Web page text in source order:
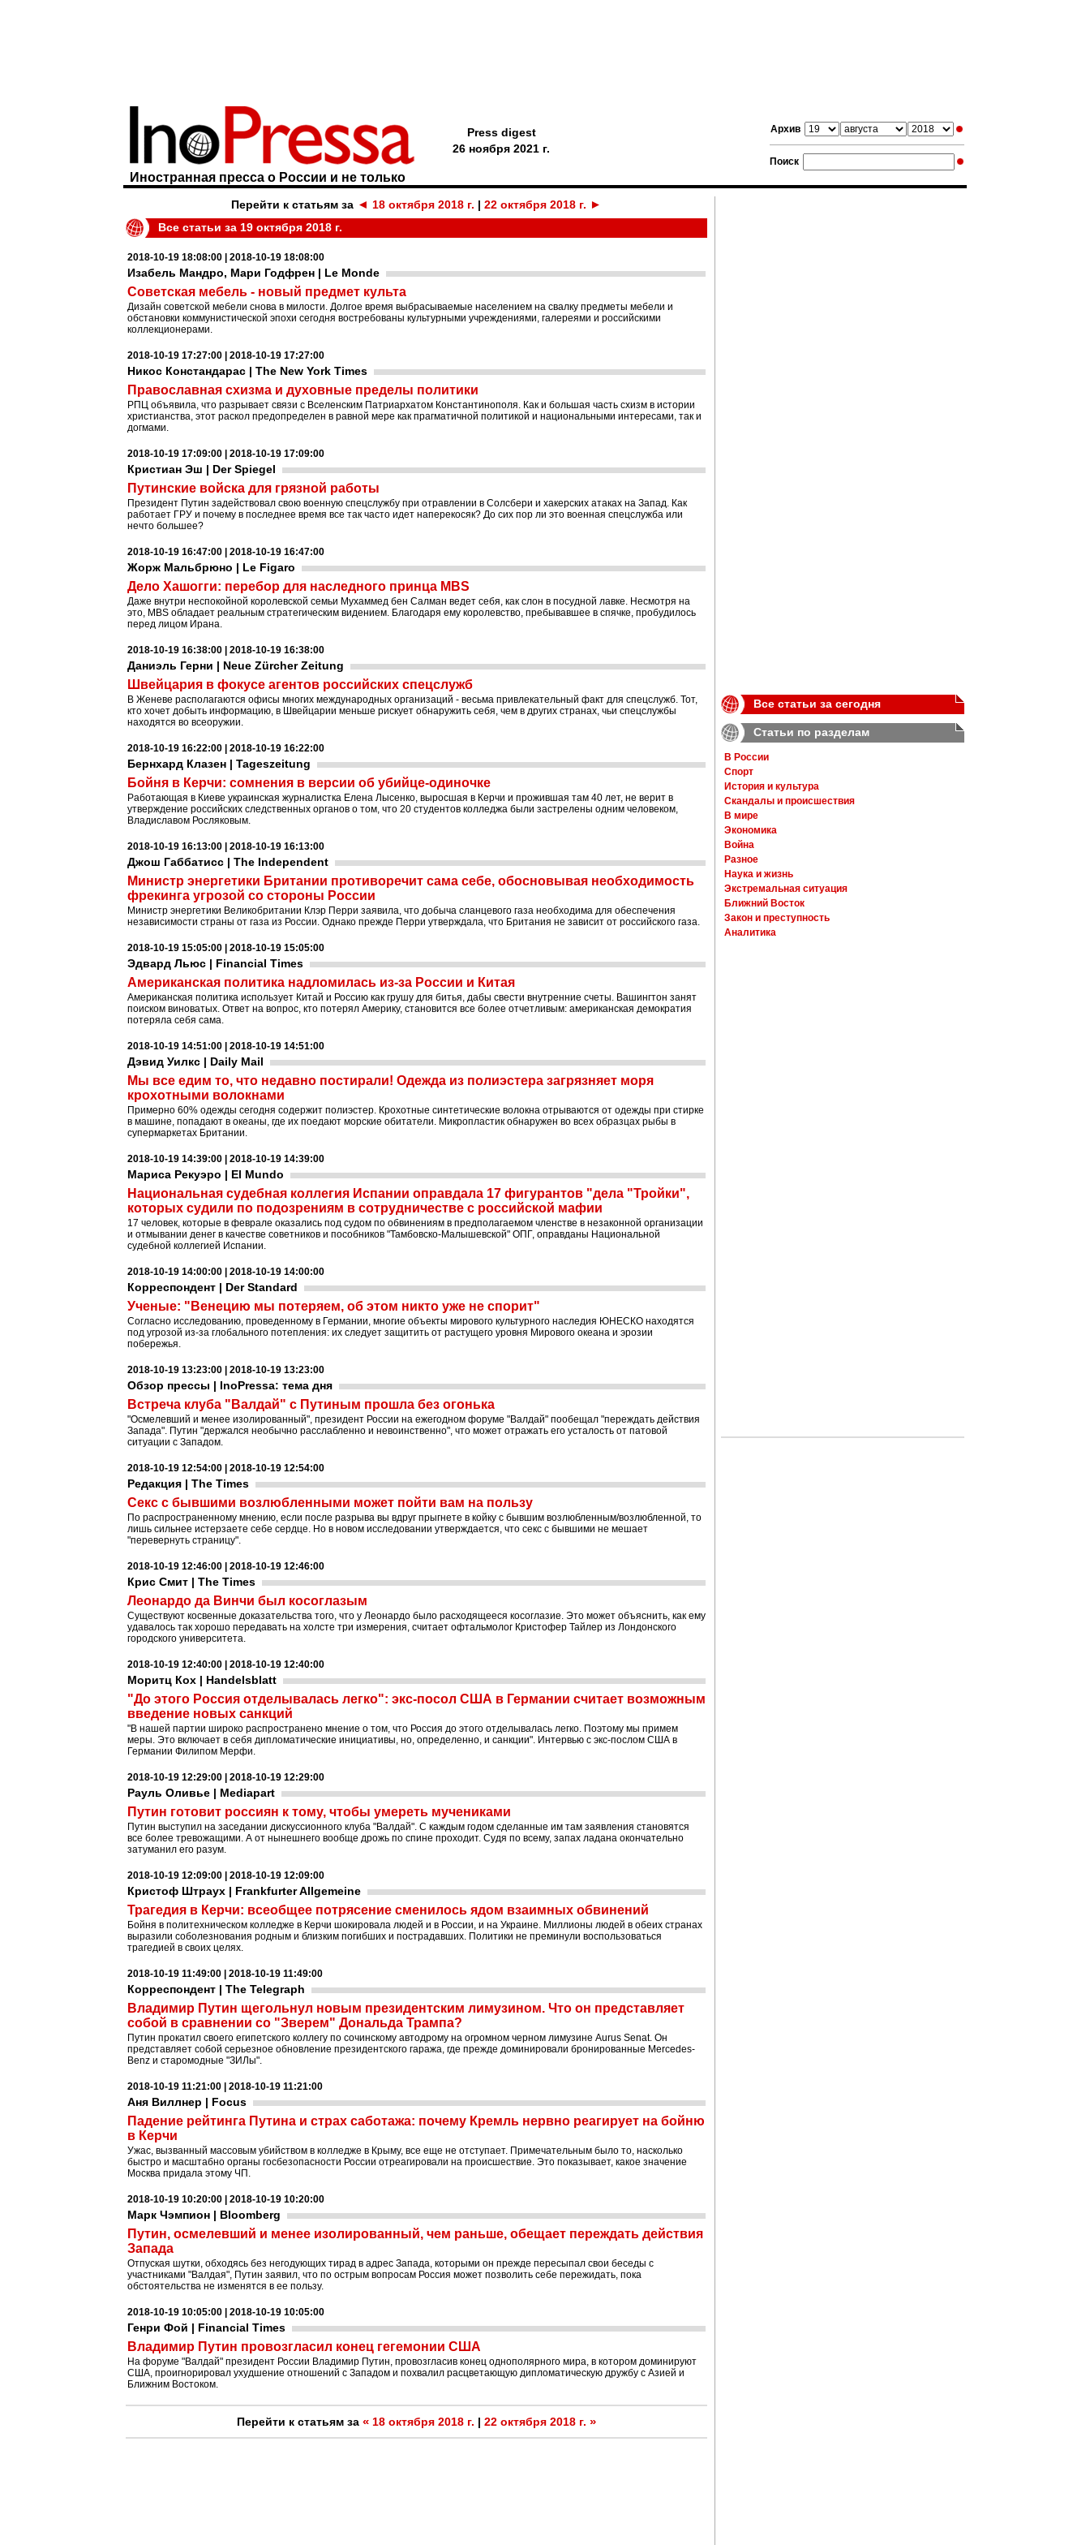
Архив
Поиск
Иностранная пресса о России и не только
Press digest
26 ноября 2021 г.
Перейти к статьям за ◄ 18 октября 2018 г. | 22 октября 2018 г. ►
Все статьи за 19 октября 2018 г.
2018-10-19 18:08:00 | 2018-10-19 18:08:00
Изабель Мандро, Мари Годфрен | Le Monde
Советская мебель - новый предмет культа
Дизайн советской мебели снова в милости. Долгое время выбрасываемые населением на свалку предметы мебели и
обстановки коммунистической эпохи сегодня востребованы культурными учреждениями, галереями и российскими
коллекционерами.
2018-10-19 17:27:00 | 2018-10-19 17:27:00
Никос Констандарас | The New York Times
Православная схизма и духовные пределы политики
РПЦ объявила, что разрывает связи с Вселенским Патриархатом Константинополя. Как и большая часть схизм в истории
христианства, этот раскол предопределен в равной мере как прагматичной политикой и национальными интересами, так и
догмами.
2018-10-19 17:09:00 | 2018-10-19 17:09:00
Кристиан Эш | Der Spiegel
Путинские войска для грязной работы
Президент Путин задействовал свою военную спецслужбу при отравлении в Солсбери и хакерских атаках на Запад. Как
работает ГРУ и почему в последнее время все так часто идет наперекосяк? До сих пор ли это военная спецслужба или
нечто большее?
2018-10-19 16:47:00 | 2018-10-19 16:47:00
Жорж Мальбрюно | Le Figaro
Дело Хашогги: перебор для наследного принца MBS
Даже внутри неспокойной королевской семьи Мухаммед бен Салман ведет себя, как слон в посудной лавке. Несмотря на
это, MBS обладает реальным стратегическим видением. Благодаря ему королевство, пребывавшее в спячке, пробудилось
перед лицом Ирана.
2018-10-19 16:38:00 | 2018-10-19 16:38:00
Даниэль Герни | Neue Zürcher Zeitung
Швейцария в фокусе агентов российских спецслужб
В Женеве располагаются офисы многих международных организаций - весьма привлекательный факт для спецслужб. Тот,
кто хочет добыть информацию, в Швейцарии меньше рискует обнаружить себя, чем в других странах, чьи спецслужбы
находятся во всеоружии.
2018-10-19 16:22:00 | 2018-10-19 16:22:00
Бернхард Клазен | Tageszeitung
Бойня в Керчи: сомнения в версии об убийце-одиночке
Работающая в Киеве украинская журналистка Елена Лысенко, выросшая в Керчи и прожившая там 40 лет, не верит в
утверждение российских следственных органов о том, что 20 студентов колледжа были застрелены одним человеком,
Владиславом Росляковым.
2018-10-19 16:13:00 | 2018-10-19 16:13:00
Джош Габбатисс | The Independent
Министр энергетики Британии противоречит сама себе, обосновывая необходимость
фрекинга угрозой со стороны России
Министр энергетики Великобритании Клэр Перри заявила, что добыча сланцевого газа необходима для обеспечения
независимости страны от газа из России. Однако прежде Перри утверждала, что Британия не зависит от российского газа.
2018-10-19 15:05:00 | 2018-10-19 15:05:00
Эдвард Льюс | Financial Times
Американская политика надломилась из-за России и Китая
Американская политика использует Китай и Россию как грушу для битья, дабы свести внутренние счеты. Вашингтон занят
поиском виноватых. Ответ на вопрос, кто потерял Америку, становится все более отчетливым: американская демократия
потеряла себя сама.
2018-10-19 14:51:00 | 2018-10-19 14:51:00
Дэвид Уилкс | Daily Mail
Мы все едим то, что недавно постирали! Одежда из полиэстера загрязняет моря
крохотными волокнами
Примерно 60% одежды сегодня содержит полиэстер. Крохотные синтетические волокна отрываются от одежды при стирке
в машине, попадают в океаны, где их поедают морские обитатели. Микропластик обнаружен во всех образцах рыбы в
супермаркетах Британии.
2018-10-19 14:39:00 | 2018-10-19 14:39:00
Мариса Рекуэро | El Mundo
Национальная судебная коллегия Испании оправдала 17 фигурантов "дела "Тройки",
которых судили по подозрениям в сотрудничестве с российской мафии
17 человек, которые в феврале оказались под судом по обвинениям в предполагаемом членстве в незаконной организации
и отмывании денег в качестве советников и пособников "Тамбовско-Малышевской" ОПГ, оправданы Национальной
судебной коллегией Испании.
2018-10-19 14:00:00 | 2018-10-19 14:00:00
Корреспондент | Der Standard
Ученые: "Венецию мы потеряем, об этом никто уже не спорит"
Согласно исследованию, проведенному в Германии, многие объекты мирового культурного наследия ЮНЕСКО находятся
под угрозой из-за глобального потепления: их следует защитить от растущего уровня Мирового океана и эрозии
побережья.
2018-10-19 13:23:00 | 2018-10-19 13:23:00
Обзор прессы | InoPressa: тема дня
Встреча клуба "Валдай" с Путиным прошла без огонька
"Осмелевший и менее изолированный", президент России на ежегодном форуме "Валдай" пообещал "переждать действия
Запада". Путин "держался необычно расслабленно и невоинственно", что может отражать его усталость от патовой
ситуации с Западом.
2018-10-19 12:54:00 | 2018-10-19 12:54:00
Редакция | The Times
Секс с бывшими возлюбленными может пойти вам на пользу
По распространенному мнению, если после разрыва вы вдруг прыгнете в койку с бывшим возлюбленным/возлюбленной, то
лишь сильнее истерзаете себе сердце. Но в новом исследовании утверждается, что секс с бывшими не мешает
"перевернуть страницу".
2018-10-19 12:46:00 | 2018-10-19 12:46:00
Крис Смит | The Times
Леонардо да Винчи был косоглазым
Существуют косвенные доказательства того, что у Леонардо было расходящееся косоглазие. Это может объяснить, как ему
удавалось так хорошо передавать на холсте три измерения, считает офтальмолог Кристофер Тайлер из Лондонского
городского университета.
2018-10-19 12:40:00 | 2018-10-19 12:40:00
Моритц Кох | Handelsblatt
"До этого Россия отделывалась легко": экс-посол США в Германии считает возможным
введение новых санкций
"В нашей партии широко распространено мнение о том, что Россия до этого отделывалась легко. Поэтому мы примем
меры. Это включает в себя дипломатические инициативы, но, определенно, и санкции". Интервью с экс-послом США в
Германии Филипом Мерфи.
2018-10-19 12:29:00 | 2018-10-19 12:29:00
Рауль Оливье | Mediapart
Путин готовит россиян к тому, чтобы умереть мучениками
Путин выступил на заседании дискуссионного клуба "Валдай". С каждым годом сделанные им там заявления становятся
все более тревожащими. А от нынешнего вообще дрожь по спине проходит. Судя по всему, запах ладана окончательно
затуманил его разум.
2018-10-19 12:09:00 | 2018-10-19 12:09:00
Кристоф Штраух | Frankfurter Allgemeine
Трагедия в Керчи: всеобщее потрясение сменилось ядом взаимных обвинений
Бойня в политехническом колледже в Керчи шокировала людей и в России, и на Украине. Миллионы людей в обеих странах
выразили соболезнования родным и близким погибших и пострадавших. Политики не преминули воспользоваться
трагедией в своих целях.
2018-10-19 11:49:00 | 2018-10-19 11:49:00
Корреспондент | The Telegraph
Владимир Путин щегольнул новым президентским лимузином. Что он представляет
собой в сравнении со "Зверем" Дональда Трампа?
Путин прокатил своего египетского коллегу по сочинскому автодрому на огромном черном лимузине Aurus Senat. Он
представляет собой серьезное обновление президентского гаража, где прежде доминировали бронированные Mercedes-
Benz и старомодные "ЗИЛы".
2018-10-19 11:21:00 | 2018-10-19 11:21:00
Аня Виллнер | Focus
Падение рейтинга Путина и страх саботажа: почему Кремль нервно реагирует на бойню
в Керчи
Ужас, вызванный массовым убийством в колледже в Крыму, все еще не отступает. Примечательным было то, насколько
быстро и масштабно органы госбезопасности России отреагировали на происшествие. Это показывает, какое значение
Москва придала этому ЧП.
2018-10-19 10:20:00 | 2018-10-19 10:20:00
Марк Чэмпион | Bloomberg
Путин, осмелевший и менее изолированный, чем раньше, обещает переждать действия
Запада
Отпуская шутки, обходясь без негодующих тирад в адрес Запада, которыми он прежде пересыпал свои беседы с
участниками "Валдая", Путин заявил, что по острым вопросам Россия может позволить себе пережидать, пока
обстоятельства не изменятся в ее пользу.
2018-10-19 10:05:00 | 2018-10-19 10:05:00
Генри Фой | Financial Times
Владимир Путин провозгласил конец гегемонии США
На форуме "Валдай" президент России Владимир Путин, провозгласив конец однополярного мира, в котором доминируют
США, проигнорировал ухудшение отношений с Западом и похвалил расцветающую дипломатическую дружбу с Азией и
Ближним Востоком.
Перейти к статьям за « 18 октября 2018 г. | 22 октября 2018 г. »
Все статьи за сегодня
Статьи по разделам
В России
Спорт
История и культура
Скандалы и происшествия
В мире
Экономика
Война
Разное
Наука и жизнь
Экстремальная ситуация
Ближний Восток
Закон и преступность
Аналитика